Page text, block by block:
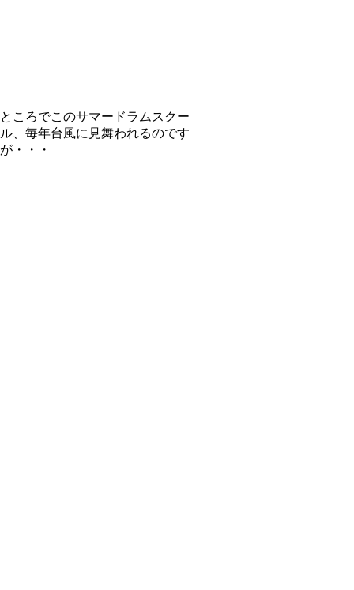
ところでこのサマードラムスクー
ル、毎年台風に見舞われるのです
が・・・